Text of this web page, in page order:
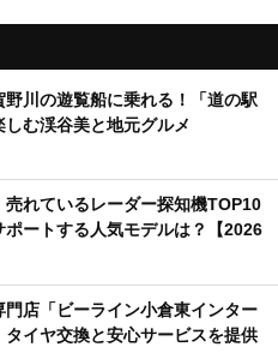
野川の遊覧船に乗れる！「道の駅
む渓谷美と地元グルメ
売れているレーダー探知機TOP10
ポートする人気モデルは？【2026
門店「ビーライン小倉東インター
イヤ交換と安心サービスを提供